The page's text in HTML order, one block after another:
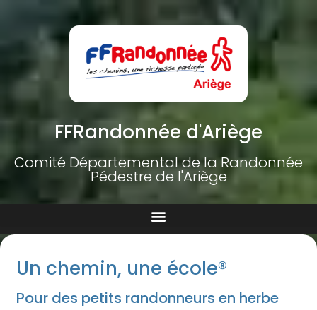
FFRandonnée d'Ariège
Comité Départemental de la Randonnée
Pédestre de l'Ariège
Un chemin, une école®
Pour des petits randonneurs en herbe